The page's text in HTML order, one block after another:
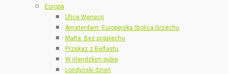
Europa
Ulice Wenecji
Amsterdam: Europejska Stolica Grzechu
Malta: Bez pośpiechu
Przekaz z Belfastu
W irlandzkim pubie
Londyński dzień